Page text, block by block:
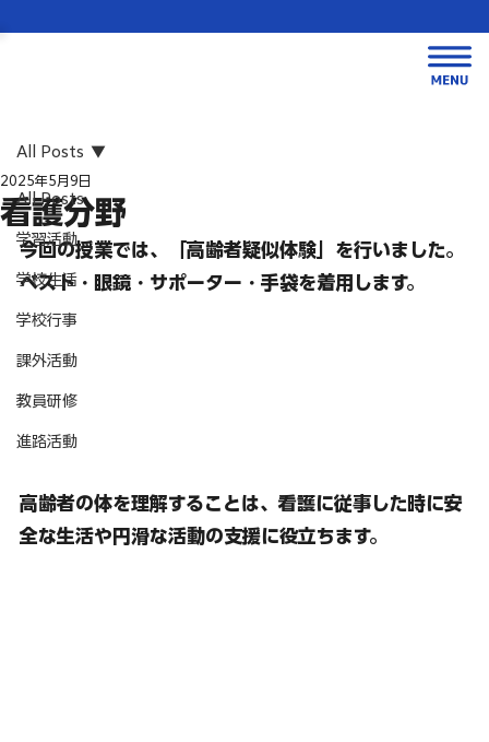
All Posts
学習活動
学校生活
学校行事
課外活動
教員研修
進路活動
All Posts
看護分野
2025年5月9日
今回の授業では、「高齢者疑似体験」を行いました。
ベスト・眼鏡・サポーター・手袋を着用します。
高齢者の体を理解することは、看護に従事した時に安
全な生活や円滑な活動の支援に役立ちます。